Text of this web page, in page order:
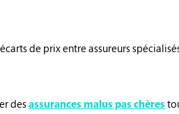
de prix entre assureurs
desassurances malus pas chères